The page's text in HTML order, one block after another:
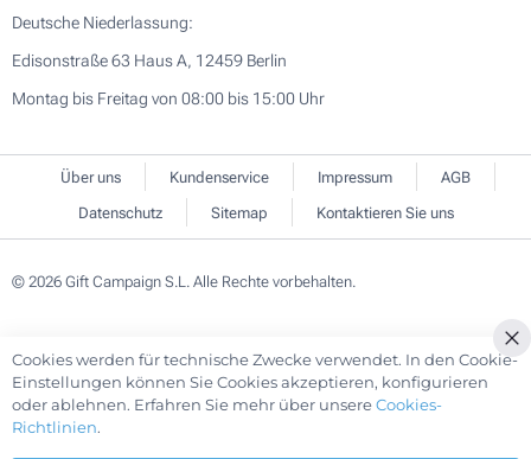
Deutsche Niederlassung:
Edisonstraße 63 Haus A, 12459 Berlin
Montag bis Freitag von 08:00 bis 15:00 Uhr
Über uns Kundenservice Impressum
AGB
Datenschutz
Sitemap Kontaktieren Sie uns
© 2026 Gift Campaign S.L. Alle Rechte vorbehalten.
Cookies werden für technische Zwecke verwendet. In den Cookie-
Einstellungen können Sie Cookies akzeptieren, konfigurieren
oder ablehnen. Erfahren Sie mehr über unsereCookies-
Richtlinien.